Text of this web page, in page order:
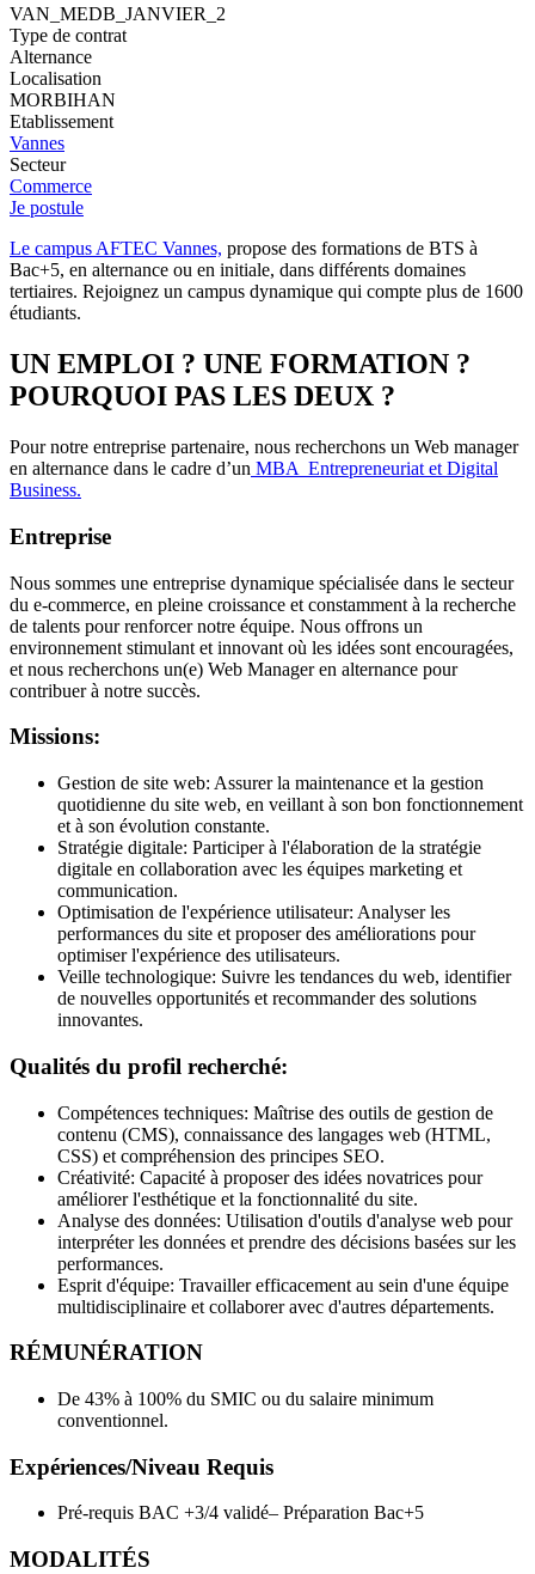
VAN_MEDB_JANVIER_2
Type de contrat
Alternance
Localisation
MORBIHAN
Etablissement
Vannes
Secteur
Commerce
Je postule
Le campus AFTEC Vannes, propose des formations de BTS à
Bac+5, en alternance ou en initiale, dans différents domaines
tertiaires. Rejoignez un campus dynamique qui compte plus de 1600
étudiants.
UN EMPLOI ? UNE FORMATION ?
POURQUOI PAS LES DEUX ?
Pour notre entreprise partenaire, nous recherchons un Web manager
en alternance dans le cadre d’un MBA Entrepreneuriat et Digital
Business.
Entreprise
Nous sommes une entreprise dynamique spécialisée dans le secteur
du e-commerce, en pleine croissance et constamment à la recherche
de talents pour renforcer notre équipe. Nous offrons un
environnement stimulant et innovant où les idées sont encouragées,
et nous recherchons un(e) Web Manager en alternance pour
contribuer à notre succès.
Missions:
Gestion de site web: Assurer la maintenance et la gestion
quotidienne du site web, en veillant à son bon fonctionnement
et à son évolution constante.
Stratégie digitale: Participer à l'élaboration de la stratégie
digitale en collaboration avec les équipes marketing et
communication.
Optimisation de l'expérience utilisateur: Analyser les
performances du site et proposer des améliorations pour
optimiser l'expérience des utilisateurs.
Veille technologique: Suivre les tendances du web, identifier
de nouvelles opportunités et recommander des solutions
innovantes.
Qualités du profil recherché:
Compétences techniques: Maîtrise des outils de gestion de
contenu (CMS), connaissance des langages web (HTML,
CSS) et compréhension des principes SEO.
Créativité: Capacité à proposer des idées novatrices pour
améliorer l'esthétique et la fonctionnalité du site.
Analyse des données: Utilisation d'outils d'analyse web pour
interpréter les données et prendre des décisions basées sur les
performances.
Esprit d'équipe: Travailler efficacement au sein d'une équipe
multidisciplinaire et collaborer avec d'autres départements.
RÉMUNÉRATION
De 43% à 100% du SMIC ou du salaire minimum
conventionnel.
Expériences/Niveau Requis
Pré-requis BAC +3/4 validé– Préparation Bac+5
MODALITÉS